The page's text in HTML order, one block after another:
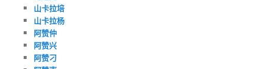
山卡拉培
山卡拉杨
阿赞仲
阿赞兴
阿赞刁